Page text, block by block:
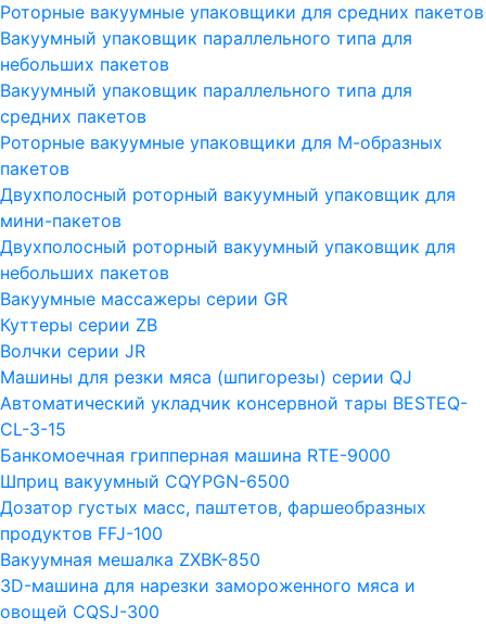
Роторные вакуумные упаковщики для средних пакетов
Вакуумный упаковщик параллельного типа для
небольших пакетов
Вакуумный упаковщик параллельного типа для
средних пакетов
Роторные вакуумные упаковщики для М-образных
пакетов
Двухполосный роторный вакуумный упаковщик для
мини-пакетов
Двухполосный роторный вакуумный упаковщик для
небольших пакетов
Вакуумные массажеры серии GR
Куттеры серии ZB
Волчки серии JR
Машины для резки мяса (шпигорезы) серии QJ
Автоматический укладчик консервной тары BESTEQ-
CL-3-15
Банкомоечная грипперная машина RTE-9000
Шприц вакуумный CQYPGN-6500
Дозатор густых масс, паштетов, фаршеобразных
продуктов FFJ-100
Вакуумная мешалка ZXBK-850
3D-машина для нарезки замороженного мяса и
овощей CQSJ-300